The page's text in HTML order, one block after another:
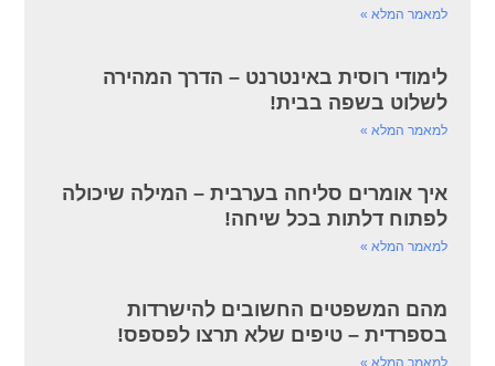
למאמר המלא »
לימודי רוסית באינטרנט – הדרך המהירה
לשלוט בשפה בבית!
למאמר המלא »
איך אומרים סליחה בערבית – המילה שיכולה
לפתוח דלתות בכל שיחה!
למאמר המלא »
מהם המשפטים החשובים להישרדות
בספרדית – טיפים שלא תרצו לפספס!